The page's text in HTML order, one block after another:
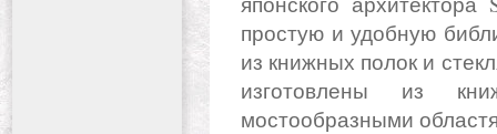
простую и удобную
из книжных полок и
изготовлены из
мостообразными